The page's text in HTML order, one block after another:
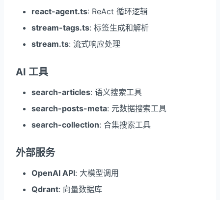
react-agent.ts: ReAct 循环逻辑
stream-tags.ts: 标签生成和解析
stream.ts: 流式响应处理
AI 工具
search-articles: 语义搜索工具
search-posts-meta: 元数据搜索工具
search-collection: 合集搜索工具
外部服务
OpenAI API: 大模型调用
Qdrant: 向量数据库